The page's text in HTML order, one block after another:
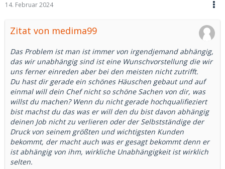
14. Februar 2024
Zitat von medima99
Das Problem ist man ist immer von irgendjemand abhängig,
das wir unabhängig sind ist eine Wunschvorstellung die wir
uns ferner einreden aber bei den meisten nicht zutrifft.
Du hast dir gerade ein schönes Häuschen gebaut und auf
einmal will dein Chef nicht so schöne Sachen von dir, was
willst du machen? Wenn du nicht gerade hochqualifieziert
bist machst du das was er will den du bist davon abhängig
deinen Job nicht zu verlieren oder der Selbstständige der
Druck von seinem größten und wichtigsten Kunden
bekommt, der macht auch was er gesagt bekommt denn er
ist abhängig von ihm, wirkliche Unabhängigkeit ist wirklich
selten.